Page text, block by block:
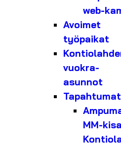
web-
Avoimet
työpaikat
vuokra-
asunnot
Tapahtumat
MM-